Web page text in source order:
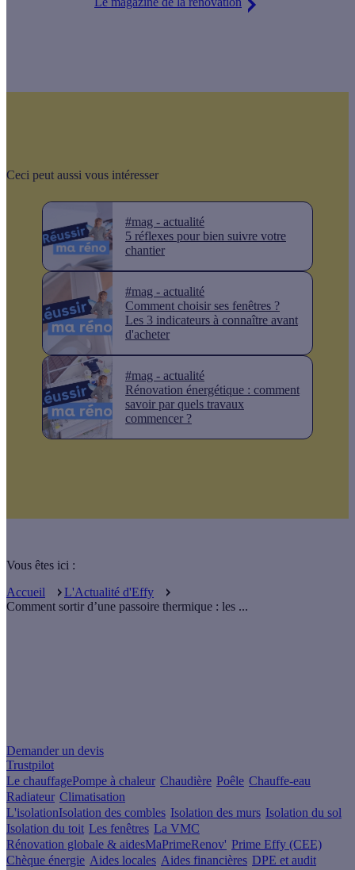
Ceci peut aussi vous intéresser
#mag - actualité
5 réflexes pour bien suivre votre
chantier
#mag - actualité
Comment choisir ses fenêtres ?
Les 3 indicateurs à connaître avant
d'acheter
#mag - actualité
Rénovation énergétique : comment
savoir par quels travaux
commencer ?
Vous êtes ici :
Accueil
L'Actualité d'Effy
Comment sortir d’une passoire thermique : les ...
Demander un devis
Trustpilot
Le chauffagePompe à chaleur Chaudière Poêle Chauffe-eau
Radiateur Climatisation
L'isolationIsolation des combles Isolation des murs Isolation du sol
Isolation du toit Les fenêtres La VMC
Rénovation globale & aidesMaPrimeRenov' Prime Effy (CEE)
Chèque énergie Aides locales Aides financières DPE et audit